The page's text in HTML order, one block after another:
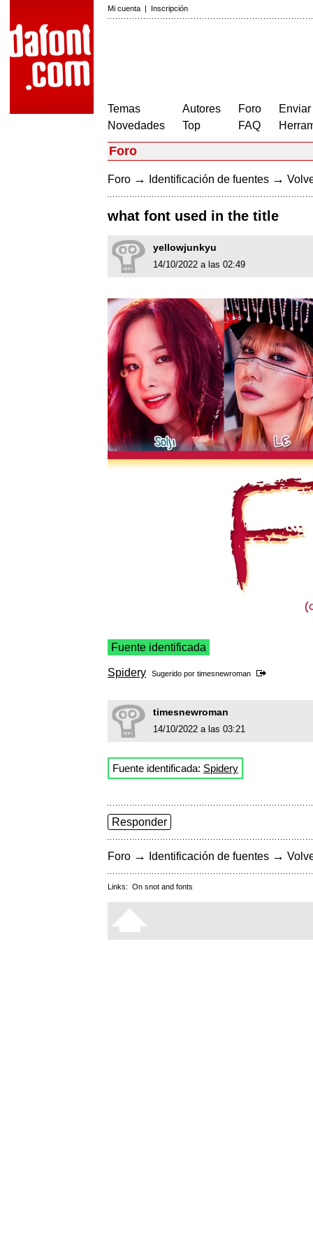
Mi cuenta | Inscripción
Temas
Novedades
Autores
Top
Foro
FAQ
Foro
Foro → Identificación de fuentes →
what font used in the title
yellowjunkyu
14/10/2022 a las 02:49
Fuente identificada
Spidery Sugerido por timesnewroman
timesnewroman
14/10/2022 a las 03:21
Fuente identificada: Spidery
Responder
Foro → Identificación de fuentes →
Links: On snot and fonts